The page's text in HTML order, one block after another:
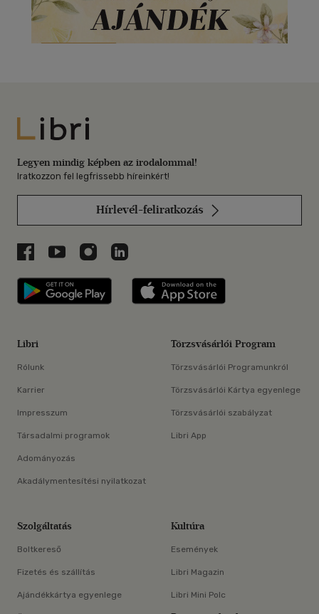
Libri
Legyen mindig képben az irodalommal!
Iratkozzon fel legfrissebb híreinkért!
Hírlevél-feliratkozás
Libri a Facebookon
Libri a Youtube-on
Libri az Instagramon
Libri a LinkedInen
Libri applikáció Szerezd meg: Google
Libri
Rólunk
Karrier
Impresszum
Társadalmi programok
Adományozás
Akadálymentesítési nyilatkozat
Törzsvásárlói Program
Törzsvásárlói Programunkról
Törzsvásárlói Kártya egyenlege
Törzsvásárlói szabályzat
Libri App
Szolgáltatás
Boltkereső
Fizetés és szállítás
Ajándékkártya egyenlege
Kultúra
Események
Libri Magazin
Libri Mini Polc